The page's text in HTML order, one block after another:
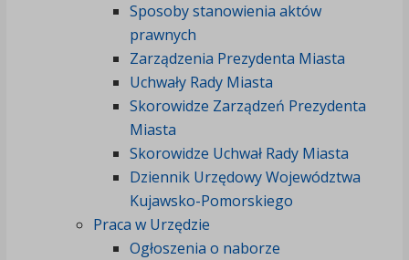
Sposoby stanowienia aktów
prawnych
Zarządzenia Prezydenta Miasta
Uchwały Rady Miasta
Skorowidze Zarządzeń Prezydenta
Miasta
Skorowidze Uchwał Rady Miasta
Dziennik Urzędowy Województwa
Kujawsko-Pomorskiego
Praca w Urzędzie
Ogłoszenia o naborze